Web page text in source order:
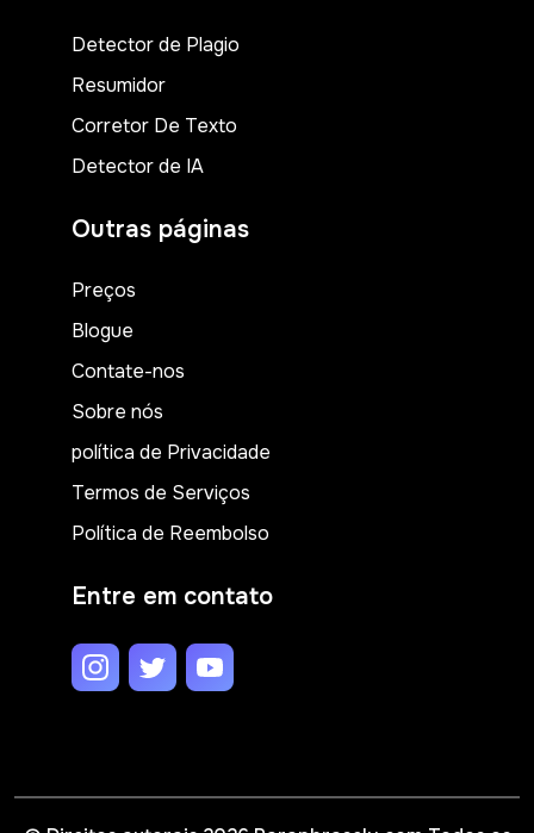
Detector de Plagio
Resumidor
Corretor De Texto
Detector de IA
Outras páginas
Preços
Blogue
Contate-nos
Sobre nós
política de Privacidade
Termos de Serviços
Política de Reembolso
Entre em contato